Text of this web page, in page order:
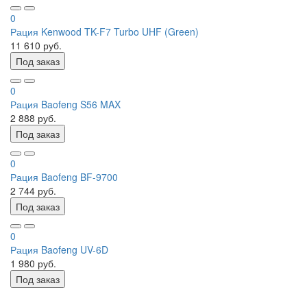
0
Рация Kenwood TK-F7 Turbo UHF (Green)
11 610 руб.
Под заказ
0
Рация Baofeng S56 MAX
2 888 руб.
Под заказ
0
Рация Baofeng BF-9700
2 744 руб.
Под заказ
0
Рация Baofeng UV-6D
1 980 руб.
Под заказ